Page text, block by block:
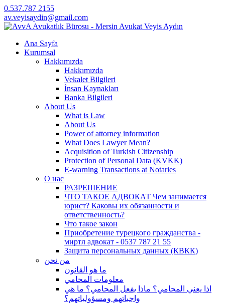
0.537.787 2155
av.veyisaydin@gmail.com
Ana Sayfa
Kurumsal
Hakkımızda
Hakkımızda
Vekalet Bilgileri
İnsan Kaynakları
Banka Bilgileri
About Us
What is Law
About Us
Power of attorney information
What Does Lawyer Mean?
Acquisition of Turkish Citizenship
Protection of Personal Data (KVKK)
E-warning Transactions at Notaries
О нас
РАЗРЕШЕНИЕ
ЧТО ТАКОЕ АДВОКАТ Чем занимается
юрист? Каковы их обязанности и
ответственность?
Что такое закон
Приобретение турецкого гражданства -
миртл адвокат - 0537 787 21 55
Защита персональных данных (КВКК)
من نحن
ما هو القانون
معلومات المحامي
اذا يعني المحامي؟ ماذا يفعل المحامي؟ ما هي
واجباتهم ومسؤولياتهم؟